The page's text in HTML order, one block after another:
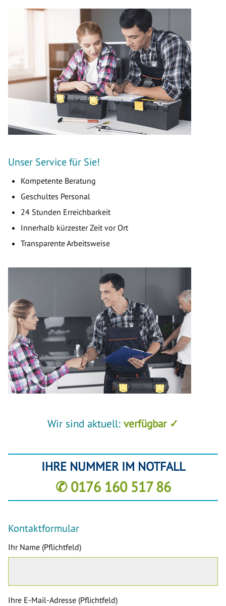
Unser Service für Sie!
Kompetente Beratung
Geschultes Personal
24 Stunden Erreichbarkeit
Innerhalb kürzester Zeit vor Ort
Transparente Arbeitsweise
Wir sind aktuell: verfügbar ✓
IHRE NUMMER IM NOTFALL
✆ 0176 160 517 86
Kontaktformular
Ihr Name (Pflichtfeld)
Ihre E-Mail-Adresse (Pflichtfeld)